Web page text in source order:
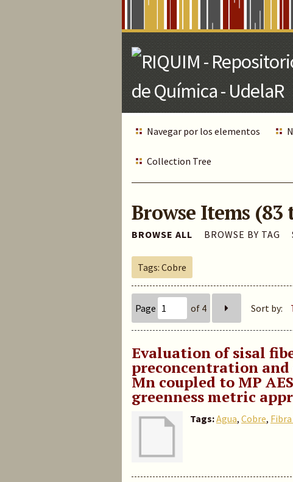
Navegar por los elementos
Collection Tree
Browse Items (83
BROWSE ALL BROWSE BY TAG
Tags: Cobre
Page of 4 Sort by:
Evaluation of sisal
preconcentration
Mn coupled to MP
greenness metric
Tags:Agua, Cobre,